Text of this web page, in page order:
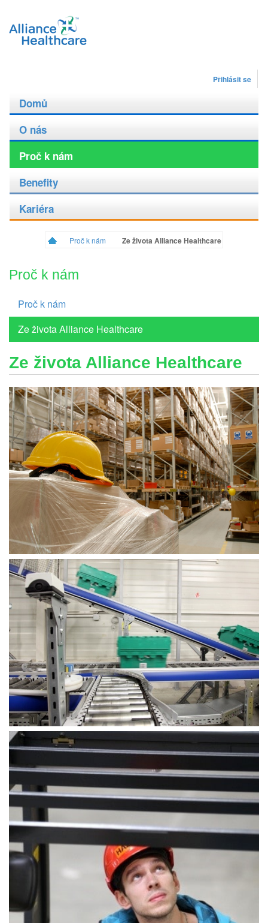
Přihlásit se
Domů
O nás
Proč k nám
Benefity
Kariéra
Proč k nám Ze života Alliance Healthcare
Proč k nám
Proč k nám
Ze života Alliance Healthcare
Ze života Alliance Healthcare